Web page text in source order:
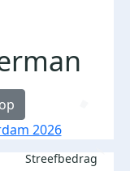
2026
Streefbedrag